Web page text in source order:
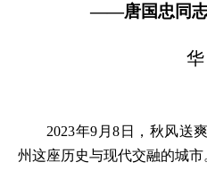
——唐国忠同志
华
2023年9月8日，秋风送
州这座历史与现代交融的城市